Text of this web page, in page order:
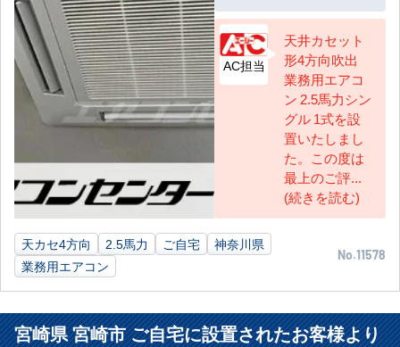
AC担当
天井カセット
形4方向吹出
業務用エアコ
ン 2.5馬力シン
グル 1式を設
置いたしまし
た。この度は
最上のご評...
(続きを読む)
天カセ4方向 2.5馬力 ご自宅
神奈川県
業務用エアコン
No.11578
宮崎県 宮崎市 ご自宅に設置されたお客様より